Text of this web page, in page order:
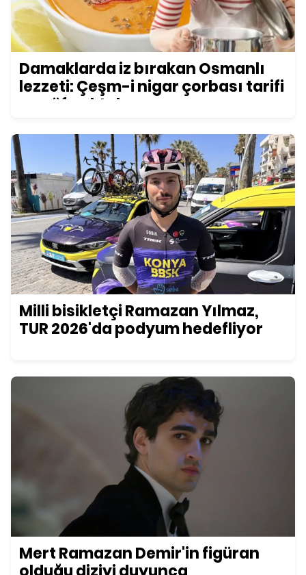
Damaklarda iz bırakan Osmanlı
lezzeti: Çeşm-i nigar çorbası tarifi
ve püf noktaları
Milli bisikletçi Ramazan Yılmaz,
TUR 2026'da podyum hedefliyor
Mert Ramazan Demir'in figüran